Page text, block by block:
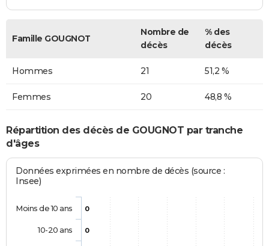
Famille GOUGNOT
Nombre de
décès
% des
décès
Hommes 21 51,2 %
Femmes 20 48,8 %
Répartition des décès de GOUGNOT par tranche
d'âges
Données exprimées en nombre de décès (source :
Insee)
0
0
Moins de 10 ans
10-20 ans